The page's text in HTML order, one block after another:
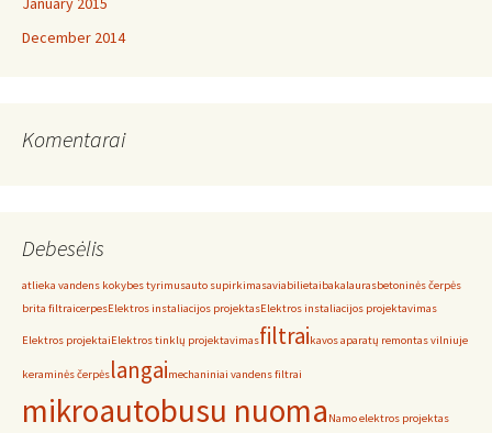
December 2014
Komentarai
Debesėlis
atlieka vandens kokybes tyrimusauto supirkimasaviabilietaibakalaurasbetoninės čerpės
brita filtraicerpesElektros instaliacijos projektasElektros instaliacijos projektavimas
Elektros projektaiElektros tinklų projektavimasfiltraikavos aparatų remontas vilniuje
keraminės čerpėslangaimechaniniai vandens filtrai
mikroautobusu nuoma Namo elektros projektas